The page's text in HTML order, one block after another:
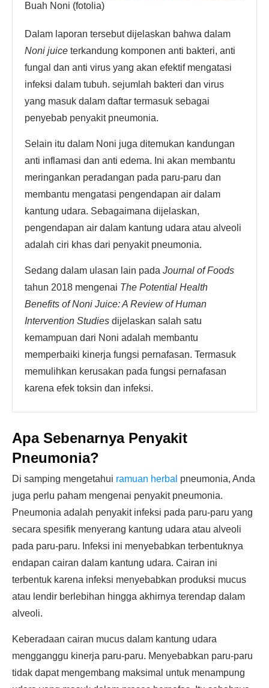
Buah Noni (fotolia)
Dalam laporan tersebut dijelaskan bahwa dalam
Noni juice terkandung komponen anti bakteri, anti
fungal dan anti virus yang akan efektif mengatasi
infeksi dalam tubuh. sejumlah bakteri dan virus
yang masuk dalam daftar termasuk sebagai
penyebab penyakit pneumonia.
Selain itu dalam Noni juga ditemukan kandungan
anti inflamasi dan anti edema. Ini akan membantu
meringankan peradangan pada paru-paru dan
membantu mengatasi pengendapan air dalam
kantung udara. Sebagaimana dijelaskan,
pengendapan air dalam kantung udara atau alveoli
adalah ciri khas dari penyakit pneumonia.
Sedang dalam ulasan lain pada Journal of Foods
tahun 2018 mengenai The Potential Health
Benefits of Noni Juice: A Review of Human
Intervention Studies dijelaskan salah satu
kemampuan dari Noni adalah membantu
memperbaiki kinerja fungsi pernafasan. Termasuk
memulihkan kerusakan pada fungsi pernafasan
karena efek toksin dan infeksi.
Apa Sebenarnya Penyakit
Pneumonia?
Di samping mengetahui ramuan herbal pneumonia, Anda
juga perlu paham mengenai penyakit pneumonia.
Pneumonia adalah penyakit infeksi pada paru-paru yang
secara spesifik menyerang kantung udara atau alveoli
pada paru-paru. Infeksi ini menyebabkan terbentuknya
endapan cairan dalam kantung udara. Cairan ini
terbentuk karena infeksi menyebabkan produksi mucus
atau lendir berlebihan hingga akhirnya terendap dalam
alveoli.
Keberadaan cairan mucus dalam kantung udara
mengganggu kinerja paru-paru. Menyebabkan paru-paru
tidak dapat mengembang maksimal untuk menampung